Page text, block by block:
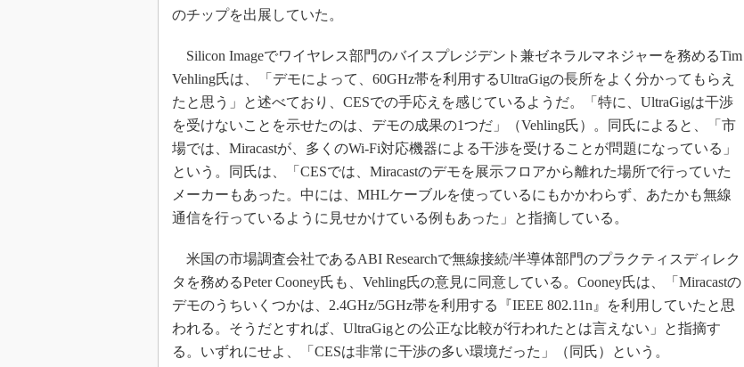
のチップを出展していた。
Silicon Imageでワイヤレス部門のバイスプレジデント兼ゼネラルマネジャーを務めるTim
Vehling氏は、「デモによって、60GHz帯を利用するUltraGigの長所をよく分かってもらえ
たと思う」と述べており、CESでの手応えを感じているようだ。「特に、UltraGigは干渉
を受けないことを示せたのは、デモの成果の1つだ」（Vehling氏）。同氏によると、「市
場では、Miracastが、多くのWi-Fi対応機器による干渉を受けることが問題になっている」
という。同氏は、「CESでは、Miracastのデモを展示フロアから離れた場所で行っていた
メーカーもあった。中には、MHLケーブルを使っているにもかかわらず、あたかも無線
通信を行っているように見せかけている例もあった」と指摘している。
米国の市場調査会社であるABI Researchで無線接続/半導体部門のプラクティスディレク
タを務めるPeter Cooney氏も、Vehling氏の意見に同意している。Cooney氏は、「Miracastの
デモのうちいくつかは、2.4GHz/5GHz帯を利用する『IEEE 802.11n』を利用していたと思
われる。そうだとすれば、UltraGigとの公正な比較が行われたとは言えない」と指摘す
る。いずれにせよ、「CESは非常に干渉の多い環境だった」（同氏）という。